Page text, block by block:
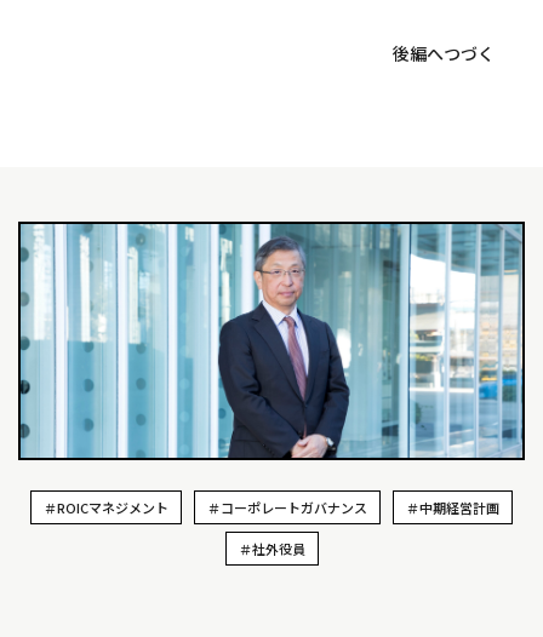
後編へつづく
＃ROICマネジメント ＃コーポレートガバナンス ＃中期経営計画
＃社外役員